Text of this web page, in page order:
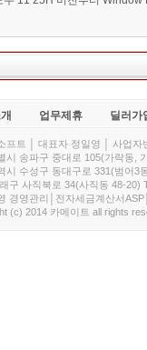
업무제휴 딜러가
프트 │ 대표자 정일영 │ 사업
시 송파구 중대로 105(가락동,
시 수성구 동대구로 331(범어3
구 사직북로 34(사직동 48-20)
경영관리│전자세금계산서
(c) 2014 카메이트 all rights